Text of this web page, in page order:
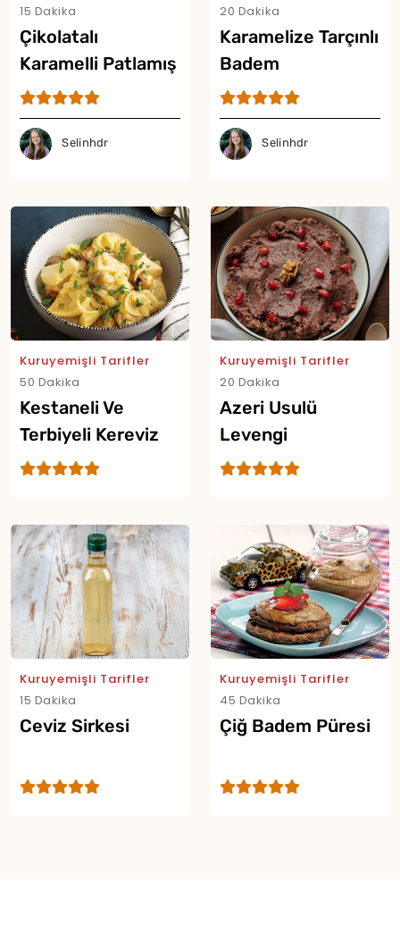
15 Dakika
Çikolatalı
Karamelli Patlamış
Mısır
Selinhdr
20 Dakika
Karamelize Tarçınlı
Badem
Selinhdr
Kuruyemişli Tarifler
50 Dakika
Kestaneli Ve
Terbiyeli Kereviz
Kuruyemişli Tarifler
20 Dakika
Azeri Usulü
Levengi
Kuruyemişli Tarifler
15 Dakika
Ceviz Sirkesi
Kuruyemişli Tarifler
45 Dakika
Çiğ Badem Püresi